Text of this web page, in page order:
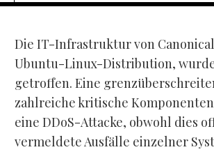
Die IT-Infrastruktur von
Ubuntu-Linux-Distribution,
getroffen. Eine
zahlreiche kritische
eine DDoS-Attacke, obwohl dies
vermeldete Ausfälle einzelner